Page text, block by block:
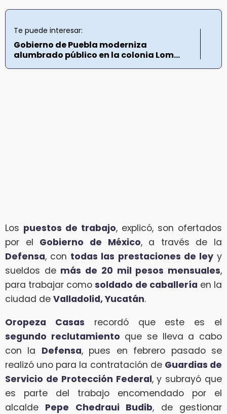
Te puede interesar:
Gobierno de Puebla moderniza
alumbrado público en la colonia Lom...
Los puestos de trabajo, explicó, son ofertados
por el Gobierno de México, a través de la
Defensa, con todas las prestaciones de leyy
sueldos de más de 20 mil pesos mensuales,
para trabajar comosoldado de caballería en la
ciudad de Valladolid, Yucatán.
Oropeza Casas recordó que este es el
segundo reclutamiento que se lleva a cabo
con la Defensa, pues en febrero pasado se
realizó uno para la contratación de Guardias de
Servicio de Protección Federal, y subrayó que
es parte del trabajo encomendado por el
alcalde Pepe Chedraui Budib, de gestionar